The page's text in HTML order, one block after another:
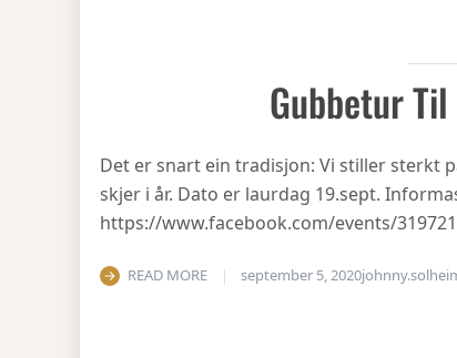
Gubbetur
Det er snart ein tradisjon: Vi stiller sterkt
skjer i år. Dato er laurdag 19.sept.
https://www.facebook.com/events/
READ MORE september 5, 2020